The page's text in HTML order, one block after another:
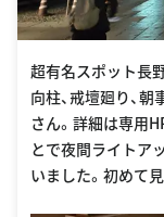
超有名スポット長
向柱、戒壇廻り、
さん。詳細は専用
とで夜間ライトア
いました。初めて